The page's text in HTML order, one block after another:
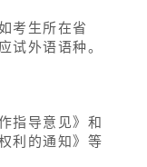
考生所在省
试外语语种。
指导意见》和
利的通知》等